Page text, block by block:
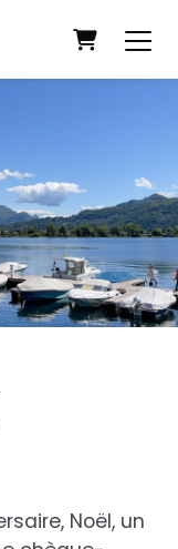
Panier
Noël, un